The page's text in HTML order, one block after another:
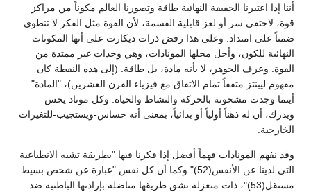
أننا إذا اعتبرنا الحقيقة النهائية طاقة وتصورنا العالم مكوناً من مراكز
قوة، لاختفى سر أو لغز قابلية القسمة، لأن القوة مثل الفكر لا تنطوي
ضمناً على امتداد. وعلى هذا رفض ذرات ديكارت على أنها المكونات
النهائية للكون، وأحل محلها المونادات، وهي وحدات غير ممتدة من
القوة. وعرف الجوهر، لا بأنه مادة، بل طاقة. (إلى هذه النقطة كان
مفهوم ليبنتز متفقاً تمام الاتفاق مع فيزياء القرن العشرين)، "المادة"
أينما وجدت مشحونة بالحركة والنشاط والحياة. وكل موناد يحس
ويدرك، أن له ذهناً أولياً أو بدائياً، بمعنى أنه حساس-ويستجيب-للتغيرات
الخارجية.
وقد نفهم المونادات فهماً أفضل إذا فكرنا فيها "بطريقة تشبه الانطباعية
التي لدينا عن الأنفس(52)" وكما أن كل نفس "عبارة عن شخص بسيط
مستقل(53)"، ذات منعزلة تشق طريقها مناضلة بإرادتها الباطنية ضد